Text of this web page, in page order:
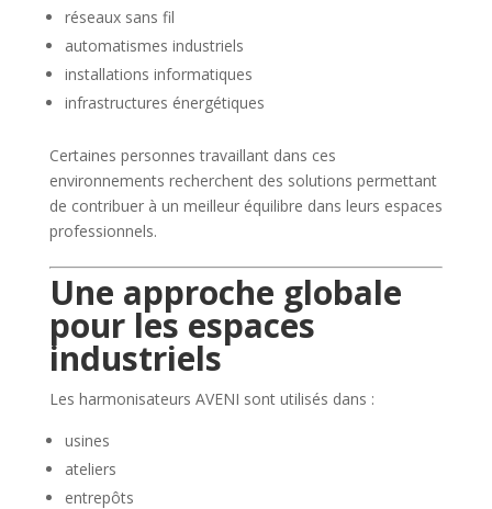
réseaux sans fil
automatismes industriels
installations informatiques
infrastructures énergétiques
Certaines personnes travaillant dans ces
environnements recherchent des solutions permettant
de contribuer à un meilleur équilibre dans leurs espaces
professionnels.
Une approche globale
pour les espaces
industriels
Les harmonisateurs AVENI sont utilisés dans :
usines
ateliers
entrepôts